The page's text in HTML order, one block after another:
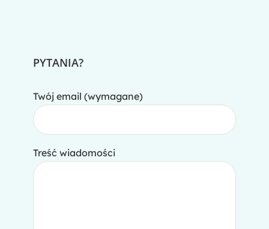
PYTANIA?
Twój email (wymagane)
Treść wiadomości